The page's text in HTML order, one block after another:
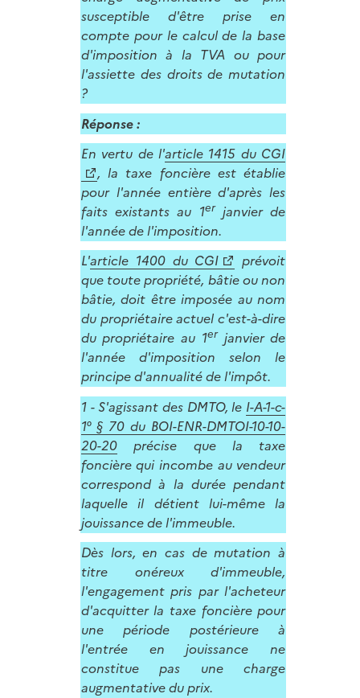
susceptible d'être prise en
compte pour le calcul de la base
d'imposition à la TVA ou pour
l'assiette des droits de mutation
?
Réponse :
En vertu de l'article 1415 du CGI
, la taxe foncière est établie
pour l'année entière d'après les
faits existants au 1erjanvier de
l'année de l'imposition.
L'article 1400 du CGI
prévoit
que toute propriété, bâtie ou non
bâtie, doit être imposée au nom
du propriétaire actuel c'est-à-dire
du propriétaire au 1erjanvier de
l'année d'imposition selon le
principe d'annualité de l'impôt.
1 - S'agissant des DMTO, le I-A-1-c-
1° § 70 du BOI-ENR-DMTOI-10-10-
20-20précise que la taxe
foncière qui incombe au vendeur
correspond à la durée pendant
laquelle il détient lui-même la
jouissance de l'immeuble.
Dès lors, en cas de mutation à
titre onéreux d'immeuble,
l'engagement pris par l'acheteur
d'acquitter la taxe foncière pour
une période postérieure à
l'entrée en jouissance ne
constitue pas une charge
augmentative du prix.